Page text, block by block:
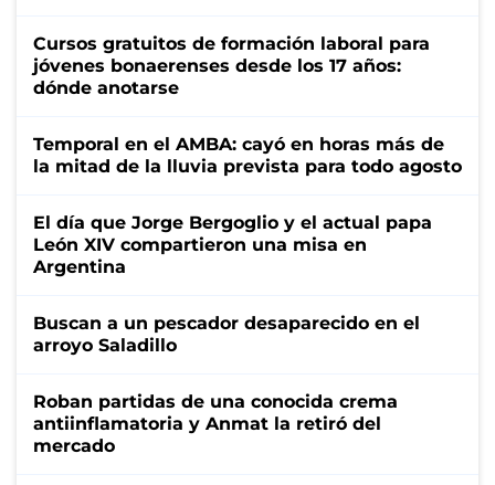
Cursos gratuitos de formación laboral para
jóvenes bonaerenses desde los 17 años:
dónde anotarse
Temporal en el AMBA: cayó en horas más de
la mitad de la lluvia prevista para todo agosto
El día que Jorge Bergoglio y el actual papa
León XIV compartieron una misa en
Argentina
Buscan a un pescador desaparecido en el
arroyo Saladillo
Roban partidas de una conocida crema
antiinflamatoria y Anmat la retiró del
mercado